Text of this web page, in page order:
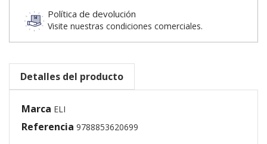
Política de devolución
Visite nuestras condiciones comerciales.
Detalles del producto
Marca ELI
Referencia 9788853620699